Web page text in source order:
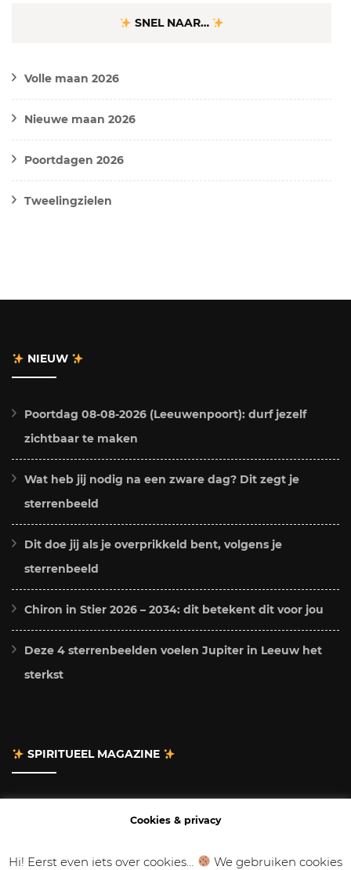
SNEL NAAR…
Volle maan 2026
Nieuwe maan 2026
Poortdagen 2026
Tweelingzielen
NIEUW
Poortdag 08-08-2026 (Leeuwenpoort): durf jezelf
zichtbaar te maken
Wat heb jij nodig na een zware dag? Dit zegt je
sterrenbeeld
Dit doe jij als je overprikkeld bent, volgens je
sterrenbeeld
Chiron in Stier 2026 – 2034: dit betekent dit voor jou
Deze 4 sterrenbeelden voelen Jupiter in Leeuw het
sterkst
SPIRITUEEL MAGAZINE
Cookies & privacy
Hi! Eerst even iets over cookies... We gebruiken cookies